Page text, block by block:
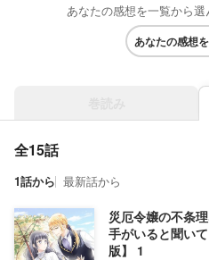
あなたの感想を一覧から選
あなたの感想
全15話
1話から 最新話から
災厄令嬢の不条
手がいると聞い
版】 1